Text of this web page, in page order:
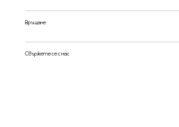
Връщане
Свържете се с нас